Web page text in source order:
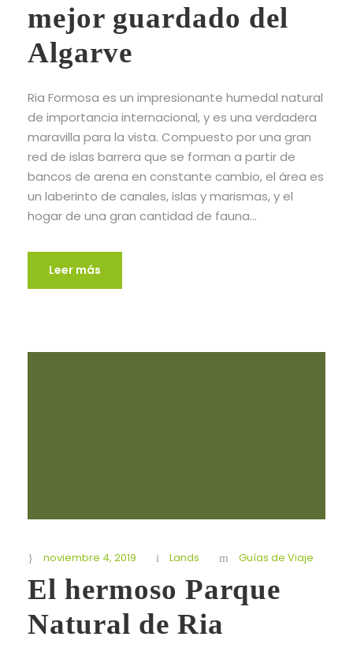
mejor guardado del
Algarve
Ria Formosa es un impresionante humedal natural
de importancia internacional, y es una verdadera
maravilla para la vista. Compuesto por una gran
red de islas barrera que se forman a partir de
bancos de arena en constante cambio, el área es
un laberinto de canales, islas y marismas, y el
hogar de una gran cantidad de fauna...
Leer más
noviembre 4, 2019 Lands Guías de Viaje
El hermoso Parque
Natural de Ria